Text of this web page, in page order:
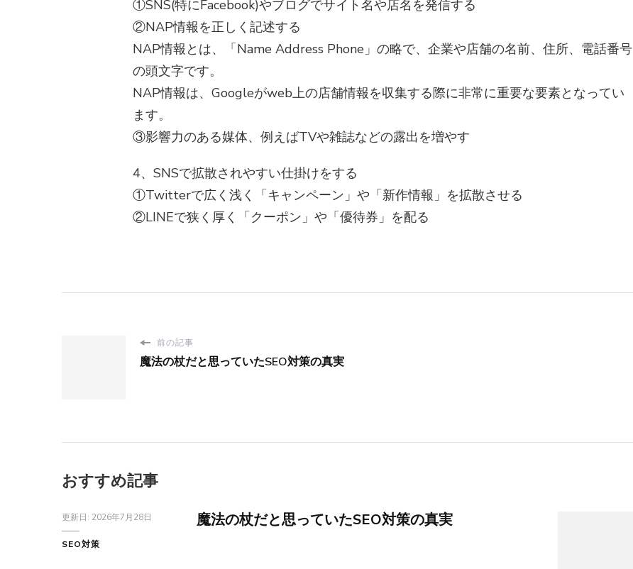
①SNS(特にFacebook)やブログでサイト名や店名を発信する
②NAP情報を正しく記述する
NAP情報とは、「Name Address Phone」の略で、企業や店舗の名前、住所、電話番号
の頭文字です。
NAP情報は、Googleがweb上の店舗情報を収集する際に非常に重要な要素となってい
ます。
③影響力のある媒体、例えばTVや雑誌などの露出を増やす
4、SNSで拡散されやすい仕掛けをする
①Twitterで広く浅く「キャンペーン」や「新作情報」を拡散させる
②LINEで狭く厚く「クーポン」や「優待券」を配る
前の記事
魔法の杖だと思っていたSEO対策の真実
おすすめ記事
更新日: 2026年7月28日
SEO対策
魔法の杖だと思っていたSEO対策の真実